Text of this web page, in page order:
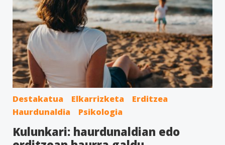
Destakatua Elkarrizketa
Erditzea
Haurdunaldia
Psikologia
Kulunkari: haurdunaldian edo